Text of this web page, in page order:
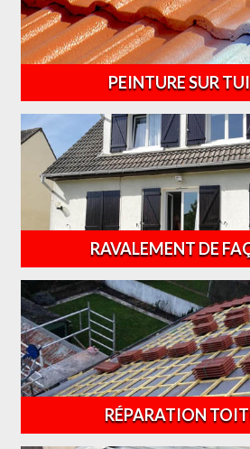
PEINTURE SUR
RAVALEMENT DE
RÉPARATION